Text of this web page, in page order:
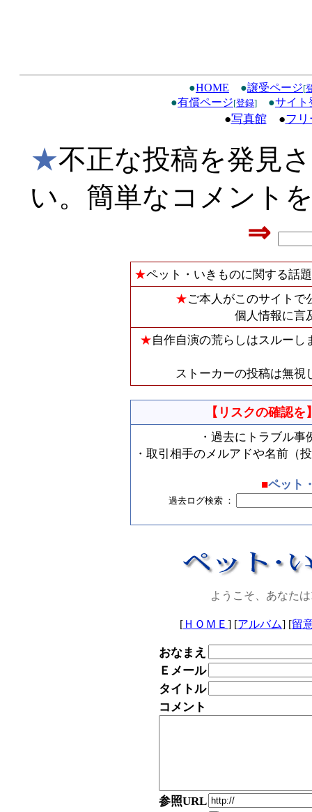
●HOME ●譲受ページ[
●有償ページ[登録] ●サイト
●写真館●フ
★不正な投稿を発見
い。簡単なコメント
⇒
★ペット・いきものに関する話
★ご本人がこのサイトで
個人情報に言
★自作自演の荒らしはスルー
ストーカーの投稿は無視
【リスクの確認を
・過去にトラブル
・取引相手のメルアドや名前（
■ペット
過去ログ検索 ：
ようこそ、あなたは
[ ＨＯＭＥ ] [アルバム] [留
おなまえ
Ｅメール
タイトル
コメント
参照URL